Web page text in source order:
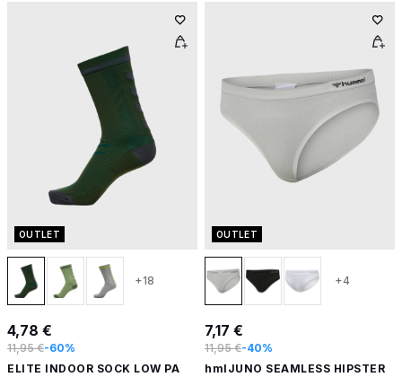
OUTLET
+18
4,78 €
11,95 €-60%
ELITE INDOOR SOCK LOW PA
OUTLET
+4
7,17 €
11,95 €-40%
hmlJUNO SEAMLESS HIPSTER